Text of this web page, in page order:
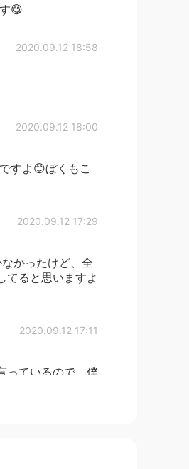
😋
2020.09.12 18:58
2020.09.12 18:00
すよ😊ぼくもこ
2020.09.12 17:29
かったけど、全
てると思いますよ
2020.09.12 17:11
っているので、僕